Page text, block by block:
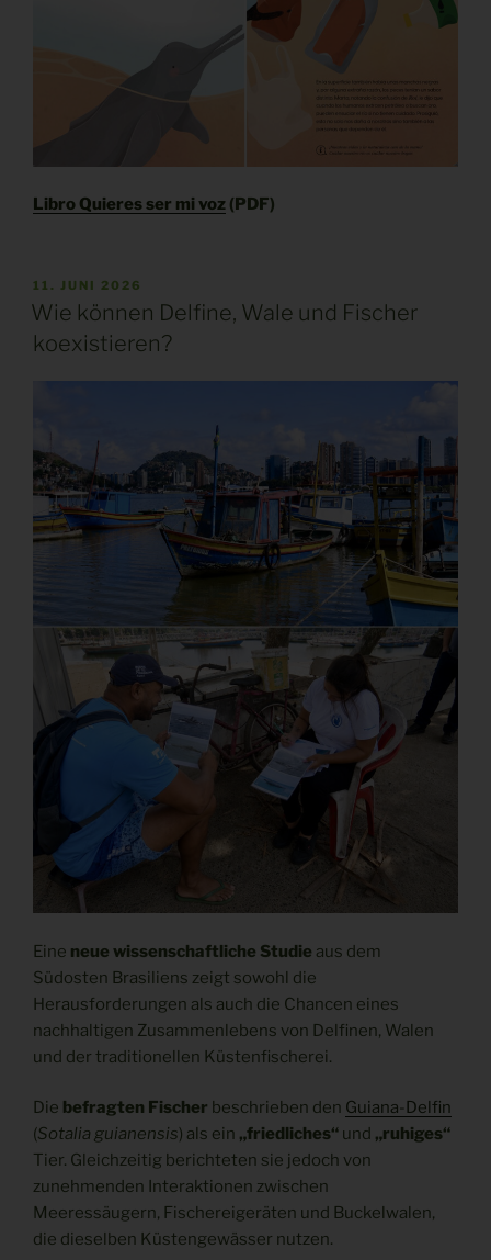
Libro Quieres ser mi voz (PDF)
VERÖFFENTLICHT
AM
11. JUNI 2026
Wie können Delfine, Wale und Fischer
koexistieren?
Eine neue wissenschaftliche Studie aus dem
Südosten Brasiliens zeigt sowohl die
Herausforderungen als auch die Chancen eines
nachhaltigen Zusammenlebens von Delfinen, Walen
und der traditionellen Küstenfischerei.
Die befragten Fischer beschrieben den Guiana-Delfin
(Sotalia guianensis) als ein „friedliches“ und „ruhiges“
Tier. Gleichzeitig berichteten sie jedoch von
zunehmenden Interaktionen zwischen
Meeressäugern, Fischereigeräten und Buckelwalen,
die dieselben Küstengewässer nutzen.